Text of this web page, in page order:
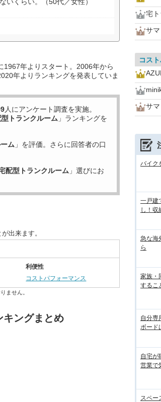
1967年よりスタート。2006年から
年よりランキングを発表していま
人にアンケート調査を実施。
トランクルーム 」ランキングを
ム 」を評価。さらに回答者の口
配型トランクルーム 」選びにお
出来ます。
利便性
コストパフォーマンス
ません。
キングまとめ
宅ト
サ
コス
サ
バイク
一戸建
し！収
急な海
ら
家族・
するこ
自分専
ボード
自宅が
営業で
スペー